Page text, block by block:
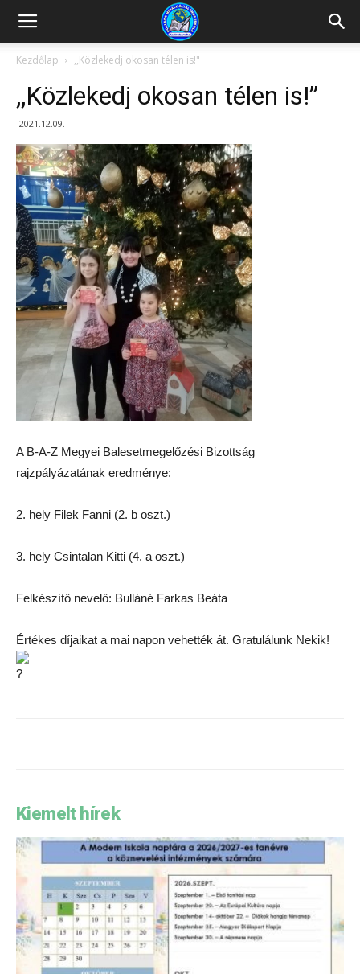
Kazincbarcikai
Pollack
Mihály
Általános
Iskola
Kezdőlap ,,Közlekedj okosan télen is!"
,,Közlekedj okosan télen is!”
2021.12.09.
A B-A-Z Megyei Balesetmegelőzési Bizottság
rajzpályázatának eredménye:
2. hely Filek Fanni (2. b oszt.)
3. hely Csintalan Kitti (4. a oszt.)
Felkészítő nevelő: Bulláné Farkas Beáta
Értékes díjaikat a mai napon vehették át. Gratulálunk Nekik!
Kiemelt hírek